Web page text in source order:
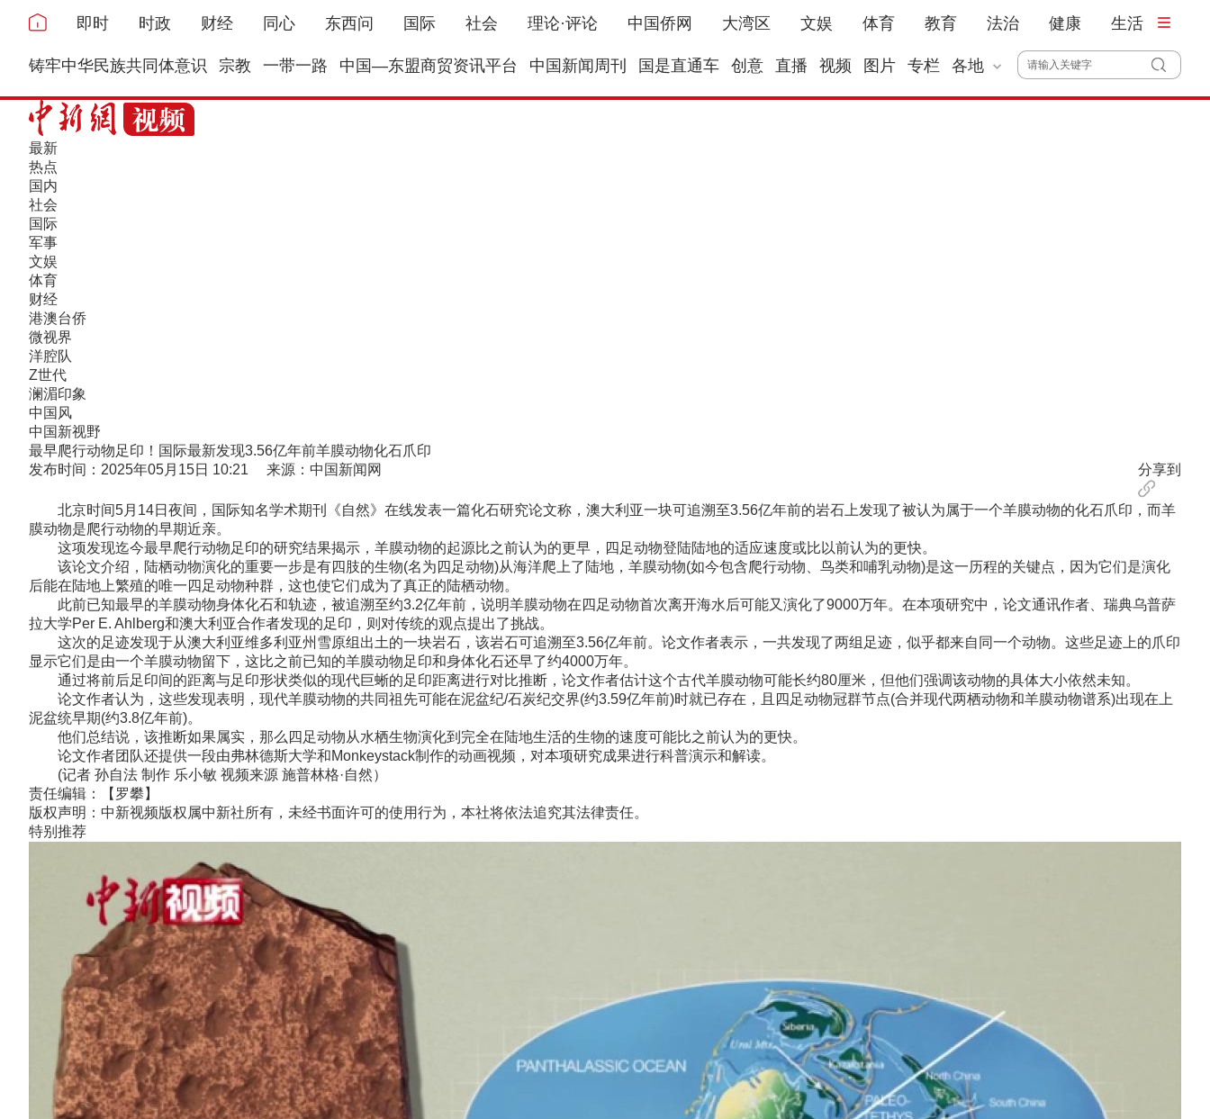
即时 时政 财经 同心 东西问 国际 社会 理论·评论 中国侨网 大湾区 文娱 体育 教育 法治 健康 生活
铸牢中华民族共同体意识 宗教 一带一路 中国—东盟商贸资讯平台 中国新闻周刊 国是直通车 创意 直播 视频 图片 专栏 各地
最新
热点
国内
社会
国际
军事
文娱
体育
财经
港澳台侨
微视界
洋腔队
Z世代
澜湄印象
中国风
中国新视野
最早爬行动物足印！国际最新发现3.56亿年前羊膜动物化石爪印
发布时间：2025年05月15日 10:21 来源：中国新闻网
分享到
北京时间5月14日夜间，国际知名学术期刊《自然》在线发表一篇化石研究论文称，澳大利亚一块可追溯至3.56亿年前的岩石上发现了被认为属于一个羊膜动物的化石爪印，而羊
膜动物是爬行动物的早期近亲。
这项发现迄今最早爬行动物足印的研究结果揭示，羊膜动物的起源比之前认为的更早，四足动物登陆陆地的适应速度或比以前认为的更快。
该论文介绍，陆栖动物演化的重要一步是有四肢的生物(名为四足动物)从海洋爬上了陆地，羊膜动物(如今包含爬行动物、鸟类和哺乳动物)是这一历程的关键点，因为它们是演化
后能在陆地上繁殖的唯一四足动物种群，这也使它们成为了真正的陆栖动物。
此前已知最早的羊膜动物身体化石和轨迹，被追溯至约3.2亿年前，说明羊膜动物在四足动物首次离开海水后可能又演化了9000万年。在本项研究中，论文通讯作者、瑞典乌普萨
拉大学Per E. Ahlberg和澳大利亚合作者发现的足印，则对传统的观点提出了挑战。
这次的足迹发现于从澳大利亚维多利亚州雪原组出土的一块岩石，该岩石可追溯至3.56亿年前。论文作者表示，一共发现了两组足迹，似乎都来自同一个动物。这些足迹上的爪印
显示它们是由一个羊膜动物留下，这比之前已知的羊膜动物足印和身体化石还早了约4000万年。
通过将前后足印间的距离与足印形状类似的现代巨蜥的足印距离进行对比推断，论文作者估计这个古代羊膜动物可能长约80厘米，但他们强调该动物的具体大小依然未知。
论文作者认为，这些发现表明，现代羊膜动物的共同祖先可能在泥盆纪/石炭纪交界(约3.59亿年前)时就已存在，且四足动物冠群节点(合并现代两栖动物和羊膜动物谱系)出现在上
泥盆统早期(约3.8亿年前)。
他们总结说，该推断如果属实，那么四足动物从水栖生物演化到完全在陆地生活的生物的速度可能比之前认为的更快。
论文作者团队还提供一段由弗林德斯大学和Monkeystack制作的动画视频，对本项研究成果进行科普演示和解读。
(记者 孙自法 制作 乐小敏 视频来源 施普林格·自然）
责任编辑：【罗攀】
版权声明：中新视频版权属中新社所有，未经书面许可的使用行为，本社将依法追究其法律责任。
特别推荐